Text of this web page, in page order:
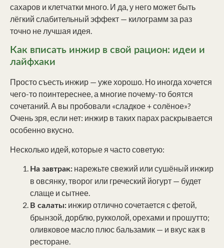
сахаров и клетчатки много. И да, у него может быть
лёгкий слабительный эффект — килограмм за раз
точно не лучшая идея.
Как вписать инжир в свой рацион: идеи и
лайфхаки
Просто съесть инжир — уже хорошо. Но иногда хочется
чего-то поинтереснее, а многие почему-то боятся
сочетаний. А вы пробовали «сладкое + солёное»?
Очень зря, если нет: инжир в таких парах раскрывается
особенно вкусно.
Несколько идей, которые я часто советую:
На завтрак: нарежьте свежий или сушёный инжир
в овсянку, творог или греческий йогурт — будет
слаще и сытнее.
В салаты: инжир отлично сочетается с фетой,
брынзой, дорблю, рукколой, орехами и прошутто;
оливковое масло плюс бальзамик — и вкус как в
ресторане.